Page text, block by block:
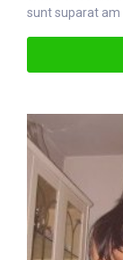
sunt suparat am